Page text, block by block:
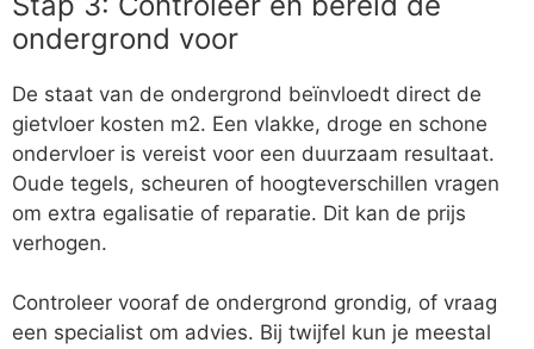
ondergrond voor
De staat van de ondergrond beïnvloedt direct de
gietvloer kosten m2. Een vlakke, droge en schone
ondervloer is vereist voor een duurzaam resultaat.
Oude tegels, scheuren of hoogteverschillen vragen
om extra egalisatie of reparatie. Dit kan de prijs
verhogen.
Controleer vooraf de ondergrond grondig, of vraag
een specialist om advies. Bij twijfel kun je meestal